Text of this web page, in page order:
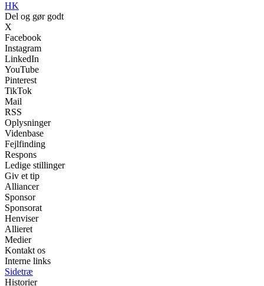
HK
Del og gør godt
X
Facebook
Instagram
LinkedIn
YouTube
Pinterest
TikTok
Mail
RSS
Oplysninger
Videnbase
Fejlfinding
Respons
Ledige stillinger
Giv et tip
Alliancer
Sponsor
Sponsorat
Henviser
Allieret
Medier
Kontakt os
Interne links
Sidetræ
Historier